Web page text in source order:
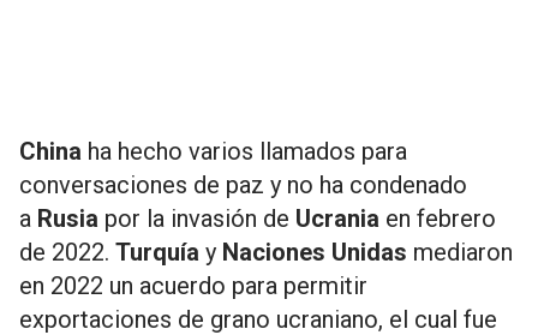
China ha hecho varios llamados para
conversaciones de paz y no ha condenado
a Rusia por la invasión de Ucrania en febrero
de 2022. Turquía y Naciones Unidas mediaron
en 2022 un acuerdo para permitir
exportaciones de grano ucraniano, el cual fue